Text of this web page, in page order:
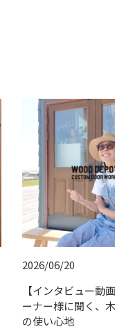
2026/06/20
【インタビュー動
ーナー様に聞く、
の使い心地